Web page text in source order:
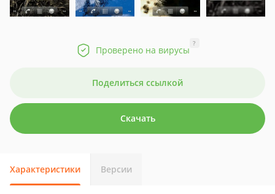
Проверено на вирусы
?
Поделиться ссылкой
Скачать
Характеристики Версии